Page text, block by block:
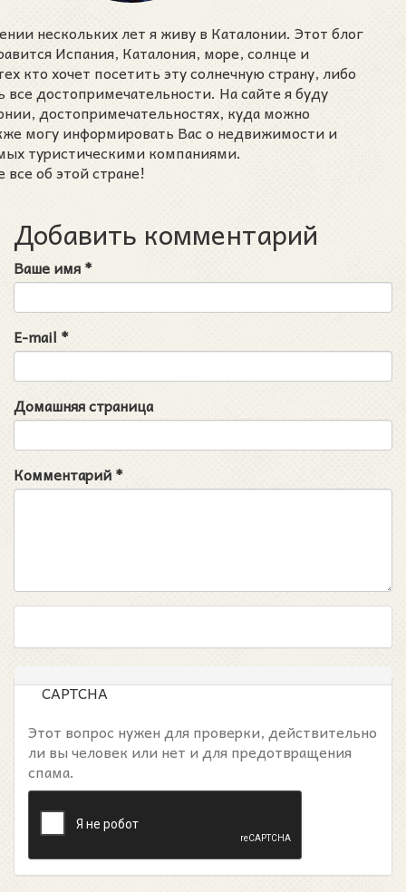
нескольких лет я живу в Каталонии. Этот блог
Испания, Каталония, море, солнце и
кто хочет посетить эту солнечную страну, либо
достопримечательности. На сайте я буду
достопримечательностях, куда можно
могу информировать Вас о недвижимости и
туристическими компаниями.
об этой стране!
Добавить комментарий
Ваше имя*
E-mail *
Домашняя страница
Комментарий*
CAPTCHA
Этот вопрос нужен для проверки, действительно
ли вы человек или нет и для предотвращения
спама.